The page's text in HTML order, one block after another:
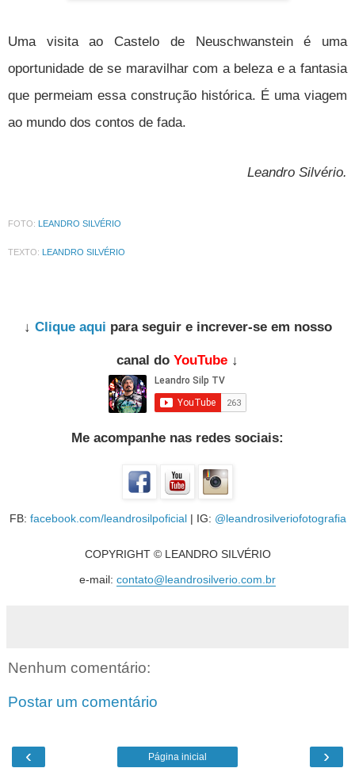
Uma visita ao Castelo de Neuschwanstein é uma
oportunidade de se maravilhar com a beleza e a fantasia
que permeiam essa construção histórica. É uma viagem
ao mundo dos contos de fada.
Leandro Silvério.
FOTO: LEANDRO SILVÉRIO
TEXTO: LEANDRO SILVÉRIO
↓ Clique aqui para seguir e increver-se em nosso
canal do YouTube ↓
Me acompanhe nas redes sociais:
FB: facebook.com/leandrosilpoficial| IG: @leandrosilveriofotografia
COPYRIGHT © LEANDRO SILVÉRIO
e-mail: contato@leandrosilverio.com.br
Nenhum comentário:
Postar um comentário
‹ ›
Página inicial